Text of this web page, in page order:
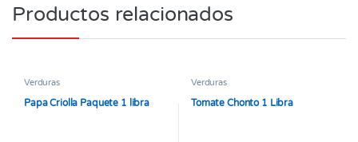
Productos relacionados
Verduras
Papa Criolla Paquete 1 libra
Verduras
Tomate Chonto 1 Libra